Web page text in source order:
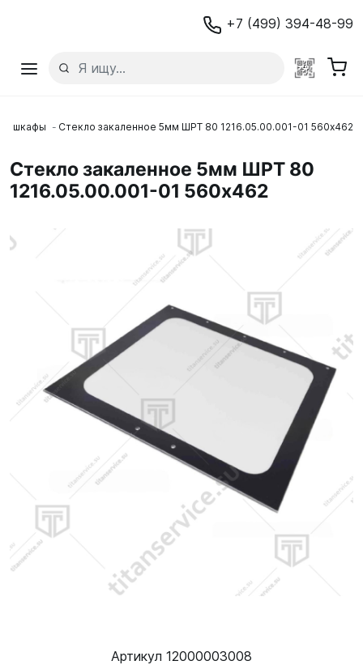
+7 (499) 394-48-99
шкафы Стекло закаленное 5мм ШРТ 80 1216.05.00.001-01 560х462
Стекло закаленное 5мм ШРТ 80
1216.05.00.001-01 560х462
Артикул 12000003008